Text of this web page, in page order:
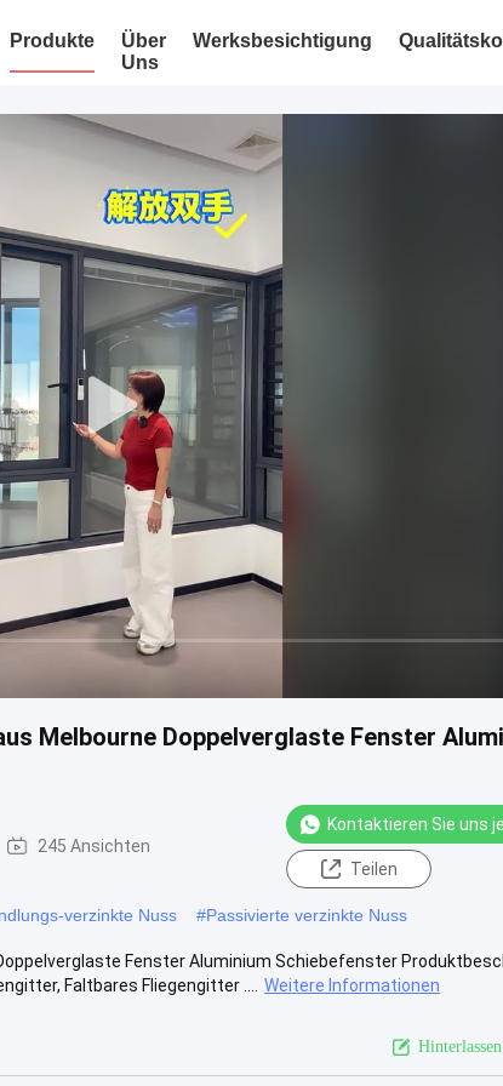
Produkte
Über
Uns
Werksbesichtigung
Melbourne Doppelverglaste Fenster
245 Ansichten
Kontaktieren Sie uns
Teilen
verzinkte Nuss #Passivierte verzinkte Nuss
Fenster Aluminium Schiebefenster
Faltbares Fliegengitter ....
Weitere Informationen